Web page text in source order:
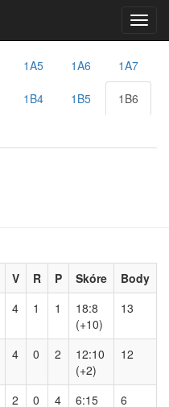
1A5 1A6 1A7
1B4 1B5 1B6
V R P Skóre
Body
4 1 1
18:8
(+10)
13
4 0 2
12:10
(+2)
12
2 0 4
6:15
6